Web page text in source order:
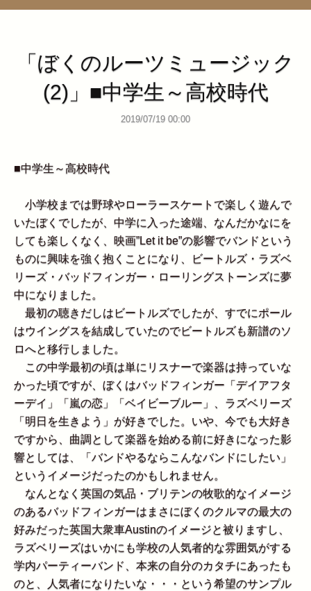
「ぼくのルーツミュージック
(2)」■中学生～高校時代
2019/07/19 00:00
■中学生～高校時代
小学校までは野球やローラースケートで楽しく遊んで
いたぼくでしたが、中学に入った途端、なんだかなにを
しても楽しくなく、映画”Let it be”の影響でバンドという
ものに興味を強く抱くことになり、ビートルズ・ラズベ
リーズ・バッドフィンガー・ローリングストーンズに夢
中になりました。
最初の聴きだしはビートルズでしたが、すでにポール
はウイングスを結成していたのでビートルズも新譜のソ
ロへと移行しました。
この中学最初の頃は単にリスナーで楽器は持っていな
かった頃ですが、ぼくはバッドフィンガー「デイアフタ
ーデイ」「嵐の恋」「ベイビーブルー」、ラズベリーズ
「明日を生きよう」が好きでした。いや、今でも大好き
ですから、曲調として楽器を始める前に好きになった影
響としては、「バンドやるならこんなバンドにしたい」
というイメージだったのかもしれません。
なんとなく英国の気品・ブリテンの牧歌的なイメージ
のあるバッドフィンガーはまさにぼくのクルマの最大の
好みだった英国大衆車Austinのイメージと被りますし、
ラズベリーズはいかにも学校の人気者的な雰囲気がする
学内パーティーバンド、本来の自分のカタチにあったも
のと、人気者になりたいな・・・という希望のサンプル